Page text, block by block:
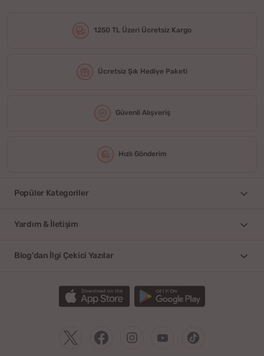
1250 TL Üzeri Ücretsiz Kargo
Ücretsiz Şık Hediye Paketi
Güvenli Alışveriş
Hızlı Gönderim
Popüler Kategoriler
Yardım & İletişim
Blog'dan İlgi Çekici Yazılar